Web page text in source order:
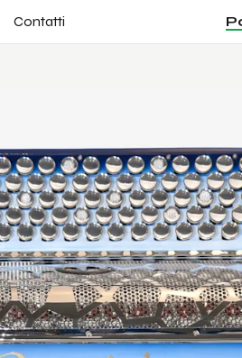
Contatti